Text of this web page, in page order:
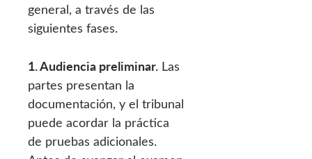
general, a través de las
siguientes fases.
1. Audiencia preliminar. Las
partes presentan la
documentación, y el tribunal
puede acordar la práctica
de pruebas adicionales.